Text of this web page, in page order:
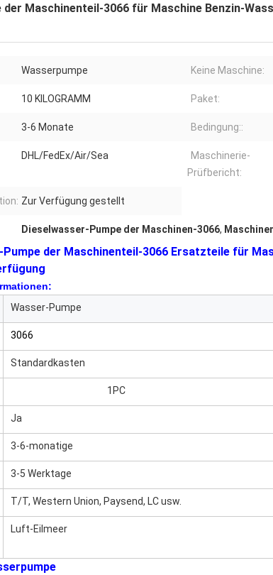
der Maschinenteil-3066 für Maschine Benzin-
Wasserpumpe Keine Maschine:
10 KILOGRAMM Paket:
3-6 Monate Bedingung::
DHL/FedEx/Air/Sea
Maschinerie-
Prüfbericht:
Zur Verfügung gestellt
Dieselwasser-Pumpe der Maschinen-3066,
der Maschinenteil-3066 Ersatzteile für
Wasser-Pumpe
3066
Standardkasten
1PC
Ja
3-6-monatige
3-5 Werktage
T/T, Western Union, Paysend, LC usw.
Luft-Eilmeer